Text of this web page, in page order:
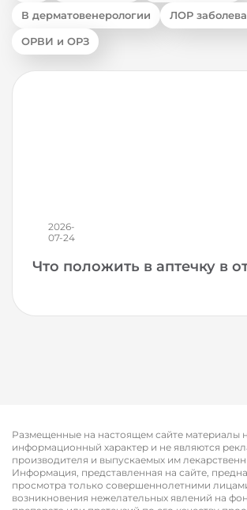
В педиатрии
В гинекологии
В дерматовенерологии
2026-